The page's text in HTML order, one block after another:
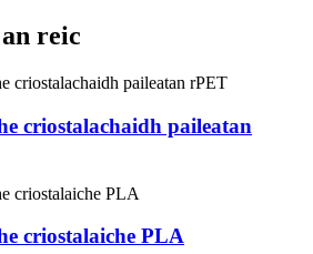
reic
criostalachaidh paileatan
criostalaiche PLA